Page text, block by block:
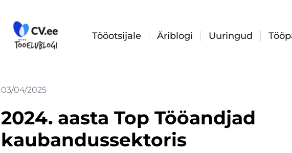
content
Tööotsijale Äriblogi Uuringud
03/04/2025
2024. aasta Top Tööandjad
kaubandussektoris